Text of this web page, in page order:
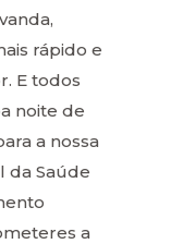
rápido e
E todos
noite de
a nossa
da Saúde
a